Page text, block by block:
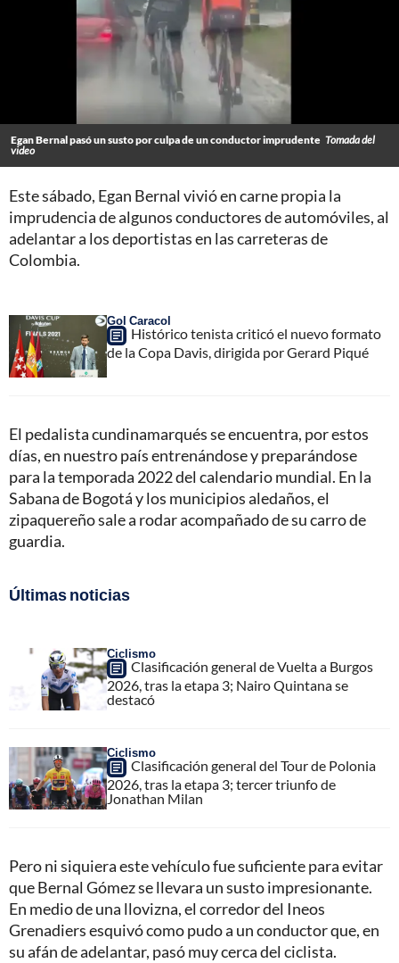
Egan Bernal pasó un susto por culpa de un conductor imprudente Tomada del
video
Este sábado, Egan Bernal vivió en carne propia la
imprudencia de algunos conductores de automóviles, al
adelantar a los deportistas en las carreteras de
Colombia.
Gol Caracol
Histórico tenista criticó el nuevo formato
de la Copa Davis, dirigida por Gerard Piqué
El pedalista cundinamarqués se encuentra, por estos
días, en nuestro país entrenándose y preparándose
para la temporada 2022 del calendario mundial. En la
Sabana de Bogotá y los municipios aledaños, el
zipaquereño sale a rodar acompañado de su carro de
guardia.
Últimas noticias
Ciclismo
Clasificación general de Vuelta a Burgos
2026, tras la etapa 3; Nairo Quintana se
destacó
Ciclismo
Clasificación general del Tour de Polonia
2026, tras la etapa 3; tercer triunfo de
Jonathan Milan
Pero ni siquiera este vehículo fue suficiente para evitar
que Bernal Gómez se llevara un susto impresionante.
En medio de una llovizna, el corredor del Ineos
Grenadiers esquivó como pudo a un conductor que, en
su afán de adelantar, pasó muy cerca del ciclista.